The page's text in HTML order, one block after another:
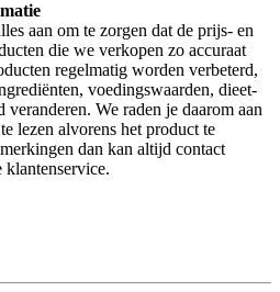
aan om te zorgen dat de prijs- en
die we verkopen zo accuraat
regelmatig worden verbeterd,
voedingswaarden, dieet-
We raden je daarom aan
lezen alvorens het product te
dan kan altijd contact
klantenservice.